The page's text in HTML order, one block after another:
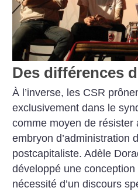
Des différences
À l’inverse, les CSR
exclusivement dans le
comme moyen de résister
embryon d’administration
postcapitaliste. Adèle
développé une
nécessité d’un discours